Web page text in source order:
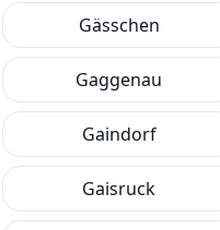
Gässchen
Gaggenau
Gaindorf
Gaisruck